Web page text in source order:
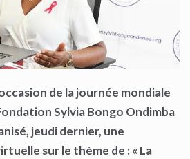
de la journée mondiale
Sylvia Bongo Ondimba
jeudi dernier, une
sur le thème de : « La